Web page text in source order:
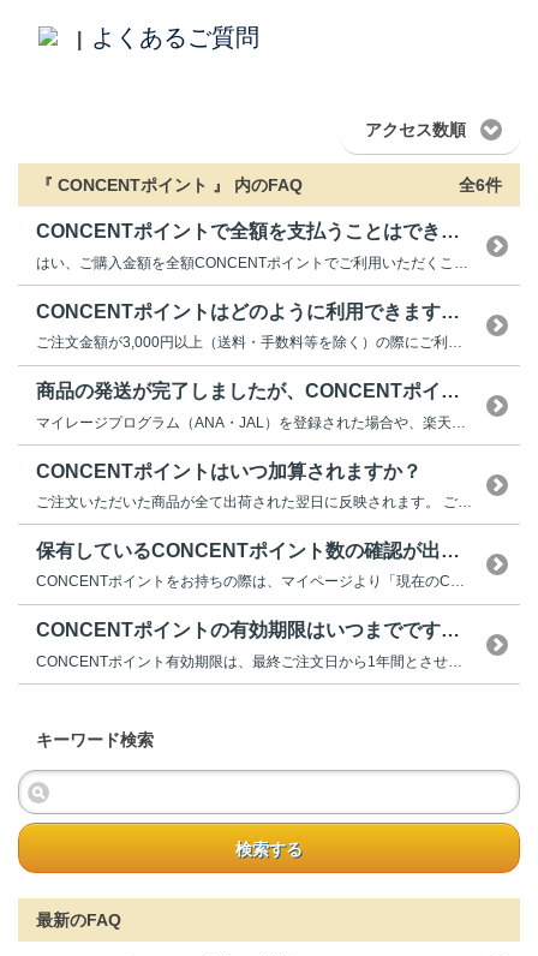
よくあるご質問
アクセス数順
『 CONCENTポイント 』 内のFAQ 全6件
CONCENTポイントで全額を支払うことはできますか？
はい、ご購入金額を全額CONCENTポイントでご利用いただくことができます...
CONCENTポイントはどのように利用できますか？
ご注文金額が3,000円以上（送料・手数料等を除く）の際にご利用いただけま...
商品の発送が完了しましたが、CONCENTポイントが付...
CONCENTポイントはいつ加算されますか？
ご注文いただいた商品が全て出荷された翌日に反映されます。 ご購入金額10...
保有しているCONCENTポイント数の確認が出来ますか？
CONCENTポイントをお持ちの際は、マイページより「現在のCONCENT...
CONCENTポイントの有効期限はいつまでですか？
CONCENTポイント有効期限は、最終ご注文日から1年間とさせていただきま...
キーワード検索
検索する
最新のFAQ